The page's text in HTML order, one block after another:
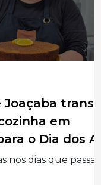
Avós
passava com a